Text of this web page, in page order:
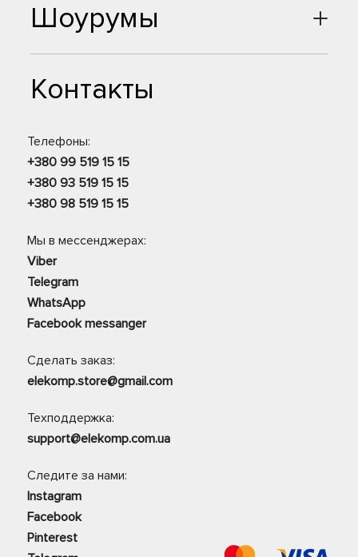
Шоурумы
Контакты
Телефоны:
+380 99 519 15 15
+380 93 519 15 15
+380 98 519 15 15
Мы в мессенджерах:
Viber
Telegram
WhatsApp
Facebook messanger
Сделать заказ:
elekomp.store@gmail.com
Техподдержка:
support@elekomp.com.ua
Следите за нами:
Instagram
Facebook
Pinterest